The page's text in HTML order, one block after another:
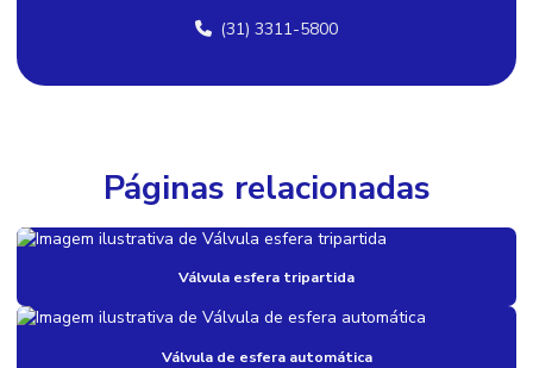
Distribuidor válvulas esfera
Distribuidor válvulas hidráulicas
Empresas de válvulas industriais
Flange aço carbono
(31) 3311-5800
Páginas relacionadas
Válvula esfera tripartida
Válvula de esfera automática